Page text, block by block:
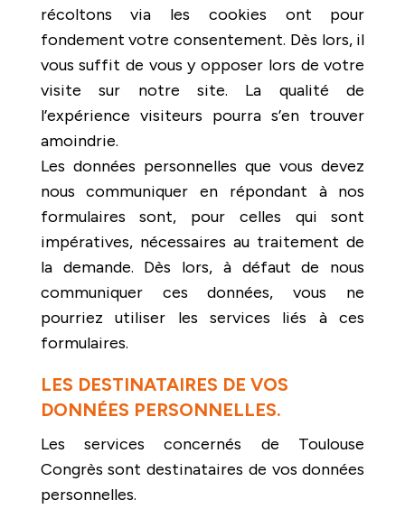
récoltons via les cookies ont pour
fondement votre consentement. Dès lors, il
vous suffit de vous y opposer lors de votre
visite sur notre site. La qualité de
l’expérience visiteurs pourra s’en trouver
amoindrie.
Les données personnelles que vous devez
nous communiquer en répondant à nos
formulaires sont, pour celles qui sont
impératives, nécessaires au traitement de
la demande. Dès lors, à défaut de nous
communiquer ces données, vous ne
pourriez utiliser les services liés à ces
formulaires.
LES DESTINATAIRES DE VOS
DONNÉES PERSONNELLES.
Les services concernés de Toulouse
Congrès sont destinataires de vos données
personnelles.